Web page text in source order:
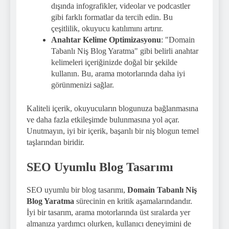
dışında infografikler, videolar ve podcastler
gibi farklı formatlar da tercih edin. Bu
çeşitlilik, okuyucu katılımını artırır.
Anahtar Kelime Optimizasyonu: "Domain
Tabanlı Niş Blog Yaratma" gibi belirli anahtar
kelimeleri içeriğinizde doğal bir şekilde
kullanın. Bu, arama motorlarında daha iyi
görünmenizi sağlar.
Kaliteli içerik, okuyucuların blogunuza bağlanmasına
ve daha fazla etkileşimde bulunmasına yol açar.
Unutmayın, iyi bir içerik, başarılı bir niş blogun temel
taşlarından biridir.
SEO Uyumlu Blog Tasarımı
SEO uyumlu bir blog tasarımı, Domain Tabanlı Niş
Blog Yaratma sürecinin en kritik aşamalarındandır.
İyi bir tasarım, arama motorlarında üst sıralarda yer
almanıza yardımcı olurken, kullanıcı deneyimini de